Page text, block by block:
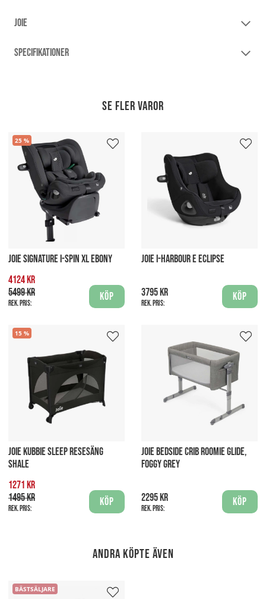
JOIE
SPECIFIKATIONER
Se fler varor
25
JOIE SIGNATURE I-SPIN XL EBONY
4124 kr
5499 kr
Rek. pris:
Köp
JOIE I-HARBOUR E ECLIPSE
3795 kr
Rek. pris:
Köp
15
JOIE KUBBIE SLEEP RESESÄNG
SHALE
1271 kr
1495 kr
Rek. pris:
Köp
JOIE BEDSIDE CRIB ROOMIE GLIDE,
FOGGY GREY
2295 kr
Rek. pris:
Köp
Andra köpte även
BÄSTSÄLJARE